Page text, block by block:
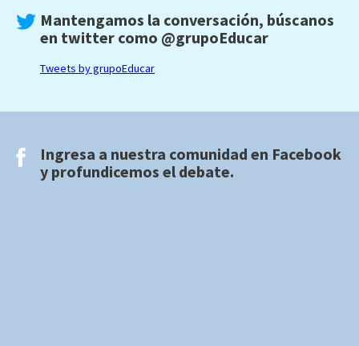
Mantengamos la conversación, búscanos
en twitter como @grupoEducar
Tweets by grupoEducar
Ingresa a nuestra comunidad en Facebook
y profundicemos el debate.